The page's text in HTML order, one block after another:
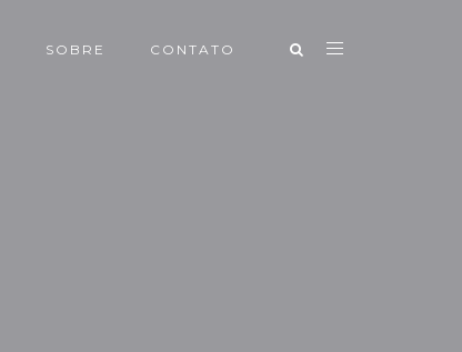
SOBRE CONTATO